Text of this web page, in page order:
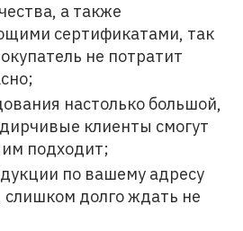
а также
сертификатами, так
не потратит
настолько большой,
клиенты смогут
им подходит;
по вашему адресу
слишком долго ждать не